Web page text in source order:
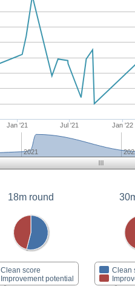
Jan '21 Jul '21 Jan '22
2021
18m round
Clean score
Improvement potential
Clean